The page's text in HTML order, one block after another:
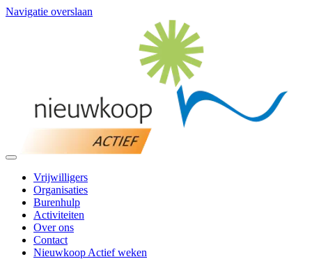
Navigatie overslaan
Vrijwilligers
Organisaties
Burenhulp
Activiteiten
Over ons
Contact
Nieuwkoop Actief weken